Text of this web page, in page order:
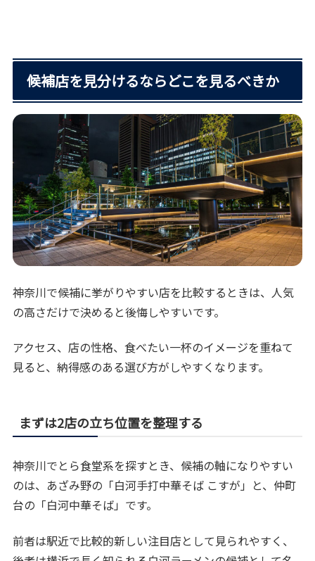
候補店を見分けるならどこを見るべきか
神奈川で候補に挙がりやすい店を比較するときは、人気
の高さだけで決めると後悔しやすいです。
アクセス、店の性格、食べたい一杯のイメージを重ねて
見ると、納得感のある選び方がしやすくなります。
まずは2店の立ち位置を整理する
神奈川でとら食堂系を探すとき、候補の軸になりやすい
のは、あざみ野の「白河手打中華そば こすが」と、仲町
台の「白河中華そば」です。
前者は駅近で比較的新しい注目店として見られやすく、